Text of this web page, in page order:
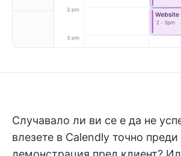
Случавало ли ви се е да не
влезете в Calendly точно преди